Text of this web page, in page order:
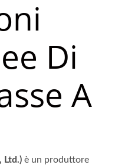
Di
A
Ltd.) è un produttore